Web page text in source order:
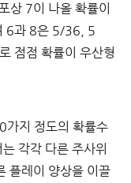
상 7이 나올 확률이
6과 8은 5/36, 5
점점 확률이 우산형
가지 정도의 확률수
각각 다른 주사위
플레이 양상을 이끌